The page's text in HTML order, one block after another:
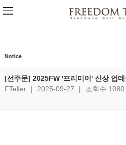
Notice
[선주문] 2025FW '프리미어' 신상 업
FTeller
| 2025-09-27 | 조회수 1080